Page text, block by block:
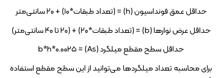
حداقل عمق فونداسیون (h) = (تعداد طبقات*۱۰) + ۲۰ سانتی‌متر
حداقل عرض نوار‌ها (b) = (تعداد طبقات*۲۰) + (۲۰ تا ۴۰ سانتی‌متر)
حداقل سطح مقطع میلگرد (As) = b*h*0.0025
برای محاسبه تعداد میلگرد‌ها می‌توانید از این سطح مقطع استفاده